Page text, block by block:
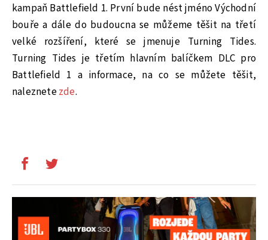
kampaň Battlefield 1. První bude nést jméno Východní
bouře a dále do budoucna se můžeme těšit na třetí
velké rozšíření, které se jmenuje Turning Tides.
Turning Tides je třetím hlavním balíčkem DLC pro
Battlefield 1 a informace, na co se můžete těšit,
naleznetezde.